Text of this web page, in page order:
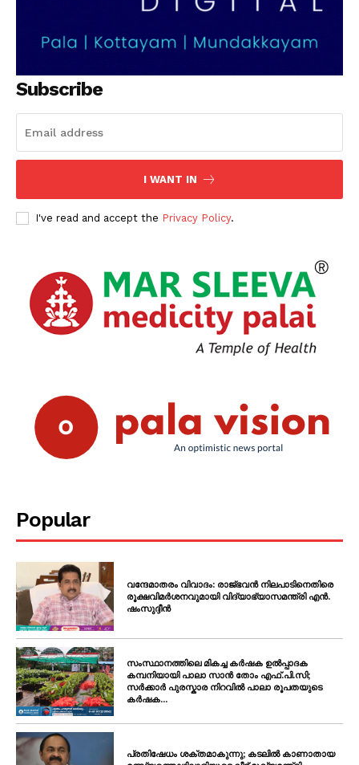
Subscribe
I WANT IN
I've read and accept the Privacy Policy.
Popular
വന്ദേമാതരം വിവാദം: രാജ്ഭവൻ നിലപാടിനെതിരെ
രൂക്ഷവിമർശനവുമായി വിദ്യാഭ്യാസമന്ത്രി എൻ.
ഷംസുദ്ദീൻ
സംസ്ഥാനത്തിലെ മികച്ച കർഷക ഉൽപ്പാദക
കമ്പനിയായി പാലാ സാൻ തോം എഫ്.പി.സി;
സർക്കാർ പുരസ്കാര നിറവിൽ പാലാ രൂപതയുടെ
കർഷക...
പ്രതിഷേധം ശക്തമാകുന്നു; കടലിൽ കാണാതായ